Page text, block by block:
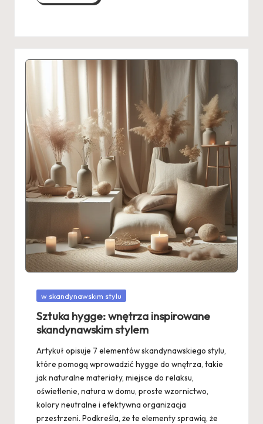
Posted
w skandynawskim stylu
Sztuka hygge: wnętrza inspirowane
skandynawskim stylem
Artykuł opisuje 7 elementów skandynawskiego stylu,
które pomogą wprowadzić hygge do wnętrza, takie
jak naturalne materiały, miejsce do relaksu,
oświetlenie, natura w domu, proste wzornictwo,
kolory neutralne i efektywna organizacja
przestrzeni. Podkreśla, że te elementy sprawią, że